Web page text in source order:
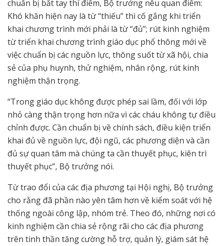
chuẩn bị bắt tay thí điểm, Bộ trưởng nêu quan điểm:
Khó khăn hiện nay là từ “thiếu” thì cố gắng khi triển
khai chương trình mới phải là từ “đủ”; rút kinh nghiệm
từ triển khai chương trình giáo dục phổ thông mới về
việc chuẩn bị các nguồn lực, thông suốt từ xã hội, chia
sẻ của phụ huynh, thử nghiệm, nhân rộng, rút kinh
nghiệm thận trọng.
“Trong giáo dục không được phép sai lầm, đối với lớp
nhỏ càng thận trọng hơn nữa vì các cháu không tự điều
chỉnh được. Cần chuẩn bị về chính sách, điều kiện triển
khai đủ về nguồn lực, đội ngũ, các phương diện và cần
đủ sự quan tâm mà chúng ta cần thuyết phục, kiên trì
thuyết phục”, Bộ trưởng nói.
Từ trao đổi của các địa phương tại Hội nghị, Bộ trưởng
cho rằng đã phần nào yên tâm hơn về kiểm soát với hệ
thống ngoài công lập, nhóm trẻ. Theo đó, những nơi có
kinh nghiệm cần chia sẻ rộng rãi cho các địa phương
trên tinh thần tăng cường hỗ trợ, quản lý, giám sát hệ